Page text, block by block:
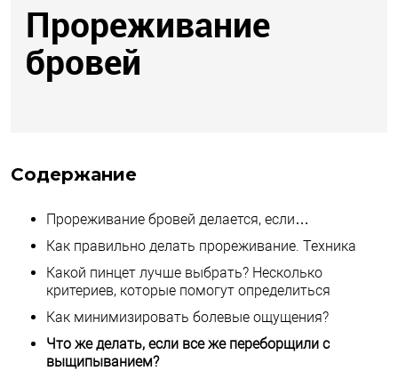
Прореживание
бровей
Содержание
Прореживание бровей делается, если…
Как правильно делать прореживание. Техника
Какой пинцет лучше выбрать? Несколько
критериев, которые помогут определиться
Как минимизировать болевые ощущения?
Что же делать, если все же переборщили с
выщипыванием?